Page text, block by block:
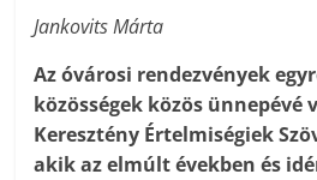
Jankovits Márta
Az óvárosi rendezvények
közösségek közös ünnepévé
Keresztény Értelmiségiek
akik az elmúlt években és